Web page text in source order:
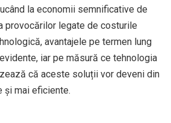
la economii semnificative de
provocărilor legate de costurile
avantajele pe termen lung
iar pe măsură ce tehnologia
că aceste soluții vor deveni din
și mai eficiente.